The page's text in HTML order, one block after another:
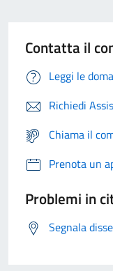
Contatta il
Leggi le
Richiedi
Chiama il
Prenota un
Problemi in
Segnala